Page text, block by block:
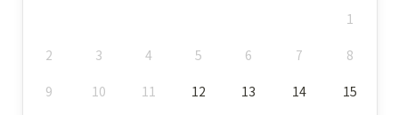
1
2 3 4 5 6 7 8
9 10 11 12 13 14 15